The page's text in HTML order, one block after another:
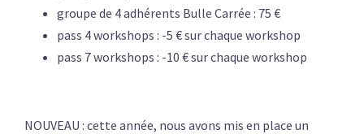
groupe de 4 adhérents Bulle Carrée : 75 €
pass 4 workshops : -5 € sur chaque workshop
pass 7 workshops : -10 € sur chaque workshop
NOUVEAU : cette année, nous avons mis en place un